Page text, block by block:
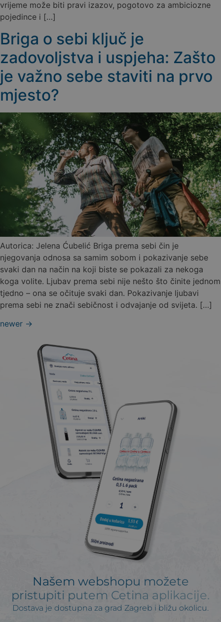
vrijeme može biti pravi izazov, pogotovo za ambiciozne
pojedince i […]
Briga o sebi ključ je
zadovoljstva i uspjeha: Zašto
je važno sebe staviti na prvo
mjesto?
Autorica: Jelena Ćubelić Briga prema sebi čin je
njegovanja odnosa sa samim sobom i pokazivanje sebe
svaki dan na način na koji biste se pokazali za nekoga
koga volite. Ljubav prema sebi nije nešto što činite jednom
tjedno – ona se očituje svaki dan. Pokazivanje ljubavi
prema sebi ne znači sebičnost i odvajanje od svijeta. […]
newer →
Našem webshopu možete
pristupiti putem Cetina aplikacije.
Dostava je dostupna za grad Zagreb i bližu okolicu.